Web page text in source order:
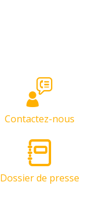
Contactez-nous
Dossier de presse